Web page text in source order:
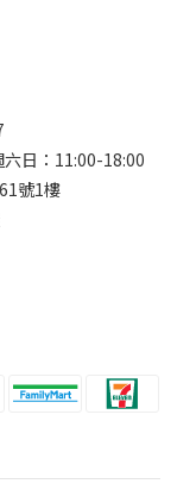
日：11:00-18:00
號1樓